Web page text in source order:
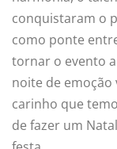
conquistaram o
como ponte
tornar o evento
noite de emoção
carinho que
de fazer um